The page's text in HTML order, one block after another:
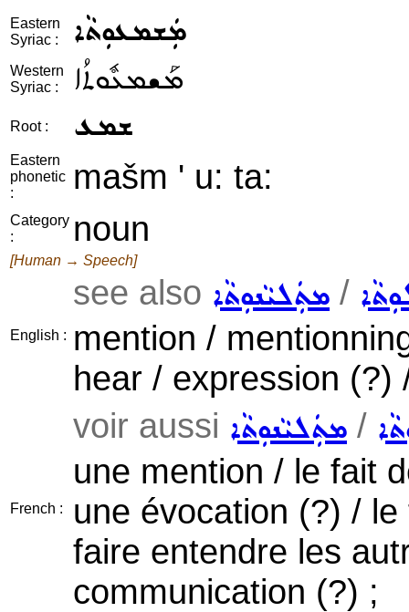
Eastern
Syriac :
ܡܲܫܡܥܘܼܬܵܐ
Western
Syriac :
ܡܰܫܡܥܽܘܬܳܐ
Root : ܫܡܥ
Eastern
phonetic
:
mašm ' u: ta:
Category
:
noun
[Human → Speech]
English :
see also ܡܬܲܠܝܵܢܘܼܬܵܐ /
mention /
hear / expression (?)
French :
voir aussi ܡܬܲܠܝܵܢܘܼܬܵܐ /
une mention / le fait
une évocation (?) /
faire entendre les
communication (?) ;